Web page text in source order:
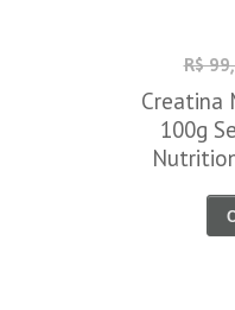
R$
Creatina
100g